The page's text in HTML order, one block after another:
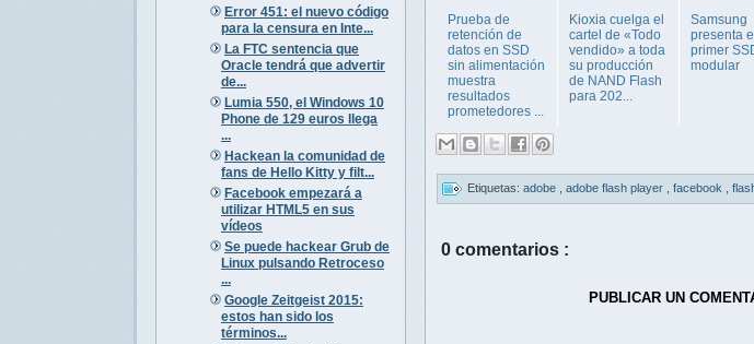
Error 451: el nuevo código
para la censura en Inte...
La FTC sentencia que
Oracle tendrá que advertir
de...
Lumia 550, el Windows 10
Phone de 129 euros llega
...
Hackean la comunidad de
fans de Hello Kitty y filt...
Facebook empezará a
utilizar HTML5 en sus
vídeos
Se puede hackear Grub de
Linux pulsando Retroceso
...
Google Zeitgeist 2015:
estos han sido los
términos...
Prueba de
retención de
datos en SSD
sin alimentación
muestra
resultados
prometedores ...
Kioxia cuelga el
cartel de «Todo
vendido» a toda
su producción
de NAND Flash
para 202...
Samsung
presenta el
primer
modular
Etiquetas: adobe adobe flash player facebook
0 comentarios :
PUBLICAR UN